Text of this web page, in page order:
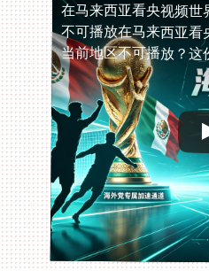
在马来西亚看央视频世
不可播放在马来西亚看
当前地区不可播放？这